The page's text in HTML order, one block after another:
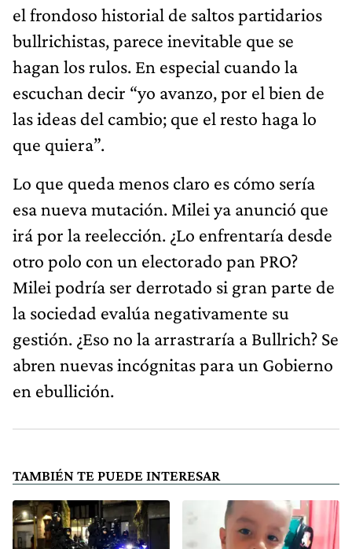
el frondoso historial de saltos partidarios
bullrichistas, parece inevitable que se
hagan los rulos. En especial cuando la
escuchan decir “yo avanzo, por el bien de
las ideas del cambio; que el resto haga lo
que quiera”.
Lo que queda menos claro es cómo sería
esa nueva mutación. Milei ya anunció que
irá por la reelección. ¿Lo enfrentaría desde
otro polo con un electorado pan PRO?
Milei podría ser derrotado si gran parte de
la sociedad evalúa negativamente su
gestión. ¿Eso no la arrastraría a Bullrich? Se
abren nuevas incógnitas para un Gobierno
en ebullición.
TAMBIÉN TE PUEDE INTERESAR